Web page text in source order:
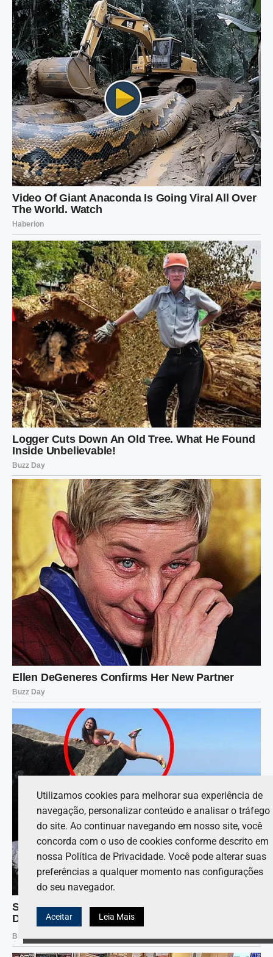
Utilizamos cookies para melhorar sua experiência de
navegação, personalizar conteúdo e analisar o tráfego
do site. Ao continuar navegando em nosso site, você
concorda com o uso de cookies conforme descrito em
nossa Política de Privacidade. Você pode alterar suas
preferências a qualquer momento nas configurações
do seu navegador.
Aceitar Leia Mais